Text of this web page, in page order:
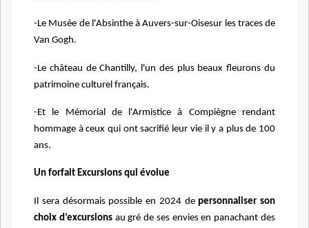
-Le Musée de l'Absinthe à Auvers-sur-Oisesur les traces de
Van Gogh.
-Le château de Chantilly, l'un des plus beaux fleurons du
patrimoine culturel français.
-Et le Mémorial de l'Armistice à Compiègne rendant
hommage à ceux qui ont sacrifié leur vie il y a plus de 100
ans.
Un forfait Excursions qui évolue
Il sera désormais possible en 2024 depersonnaliser son
choix d’excursions au gré de ses envies en panachant des